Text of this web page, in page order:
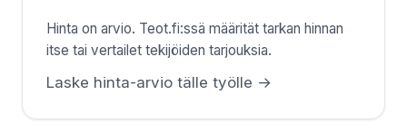
Hinta on arvio. Teot.fi:ssä määrität tarkan hinnan
itse tai vertailet tekijöiden tarjouksia.
Laske hinta-arvio tälle työlle →